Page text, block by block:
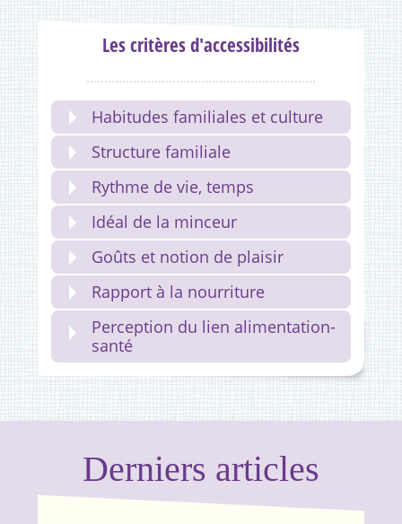
Les critères d'accessibilités
Habitudes familiales et culture
Structure familiale
Rythme de vie, temps
Idéal de la minceur
Goûts et notion de plaisir
Rapport à la nourriture
Perception du lien alimentation-
santé
Derniers articles